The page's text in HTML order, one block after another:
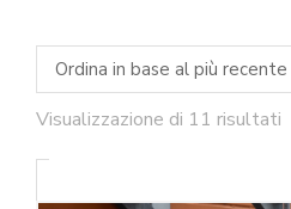
Visualizzazione di 11 risultati